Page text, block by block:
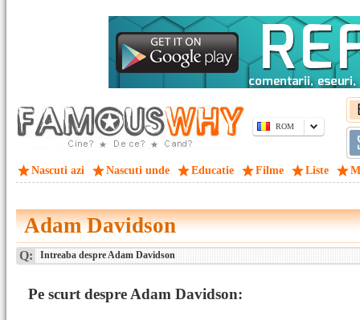
ROM
Nascuti azi Nascuti unde Educatie Filme Liste
Adam Davidson
Q: Intreaba despre Adam Davidson
Pe scurt despre Adam Davidson: